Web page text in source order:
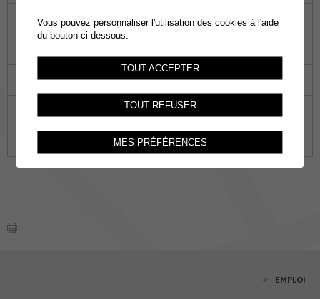
31 01 02 03 04
14 15 16 17 18
23
29 30 31
EMPLOI
Vous pouvez personnaliser l'utilisation des cookies à l'aide
du bouton ci-dessous.
TOUT ACCEPTER
TOUT REFUSER
MES PRÉFÉRENCES